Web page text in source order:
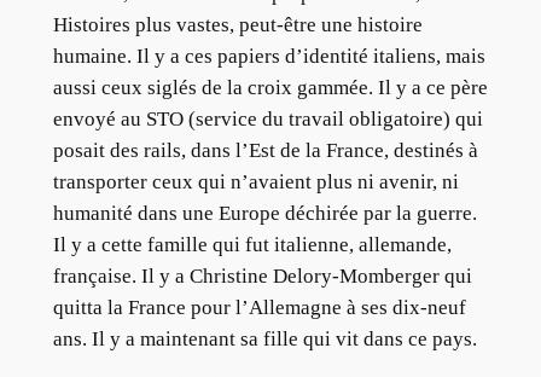
Histoires plus vastes, peut-être une histoire
humaine. Il y a ces papiers d’identité italiens, mais
aussi ceux siglés de la croix gammée. Il y a ce père
envoyé au STO (service du travail obligatoire) qui
posait des rails, dans l’Est de la France, destinés à
transporter ceux qui n’avaient plus ni avenir, ni
humanité dans une Europe déchirée par la guerre.
Il y a cette famille qui fut italienne, allemande,
française. Il y a Christine Delory-Momberger qui
quitta la France pour l’Allemagne à ses dix-neuf
ans. Il y a maintenant sa fille qui vit dans ce pays.